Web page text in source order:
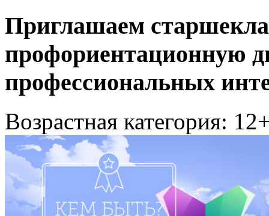
Приглашаем
профориентационную
профессиональных
Возрастная категория: